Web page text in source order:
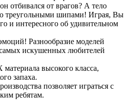
отбивался от врагов? А тело
треугольными шипами! Играя, Вы
и интересного об удивительном
Разнообразие моделей
искушенных любителей
высокого класса,
запаха.
позволяет играться с
ребятам.